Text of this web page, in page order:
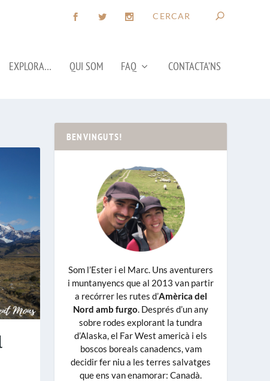
EXPLORA… QUI SOM FAQ CONTACTA’NS
BENVINGUTS!
Som l’Ester i el Marc. Uns aventurers
i muntanyencs que al 2013 van partir
a recórrer les rutes d’Amèrica del
Nord amb furgo. Després d’un any
sobre rodes explorant la tundra
d’Alaska, el Far West americà i els
boscos boreals canadencs, vam
decidir fer niu a les terres salvatges
que ens van enamorar: Canadà.